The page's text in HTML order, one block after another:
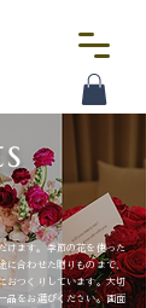
けます。季節の花を使った
に合わせた贈りものまで、
おつくりしています。大切
品をお選びください。画面